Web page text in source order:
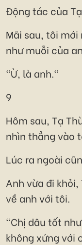
Động tác của
Mãi sau, tôi
như muỗi của
"Ừ, là anh."
9
Hôm sau, Tạ
nhìn thẳng vào
Lúc ra ngoài
Anh vừa đi
về anh với tôi.
"Chị dâu tốt
không xứng với